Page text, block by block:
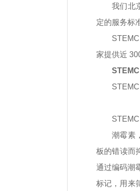
我们北
定的服务标
家提供近
潮霉素
板的错读而
通过编码潮
标记，用来